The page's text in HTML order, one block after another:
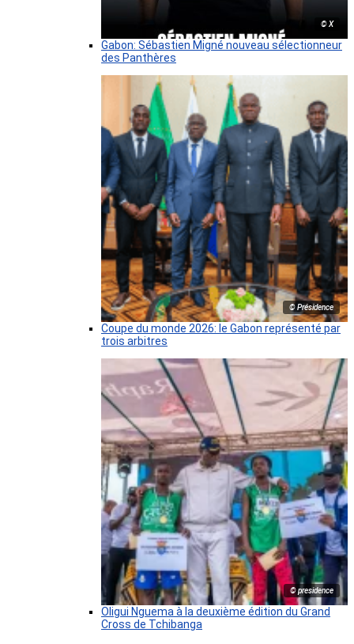
© X
Gabon: Sébastien Migné nouveau sélectionneur
des Panthères
© Présidence
Coupe du monde 2026: le Gabon représenté par
trois arbitres
© presidence
Oligui Nguema à la deuxième édition du Grand
Cross de Tchibanga